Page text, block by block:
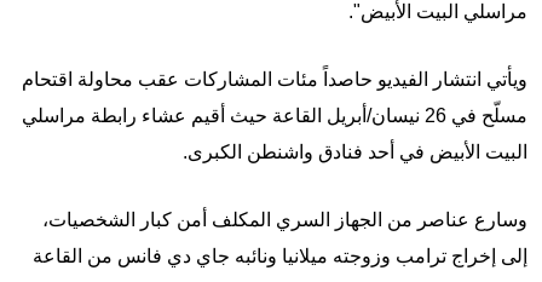
مراسلي البيت الأبيض".
ويأتي انتشار الفيديو حاصداً مئات المشاركات عقب محاولة اقتحام
مسلّح في 26 نيسان/أبريل القاعة حيث أقيم عشاء رابطة مراسلي
البيت الأبيض في أحد فنادق واشنطن الكبرى.
وسارع عناصر من الجهاز السري المكلف أمن كبار الشخصيات،
إلى إخراج ترامب وزوجته ميلانيا ونائبه جاي دي فانس من القاعة